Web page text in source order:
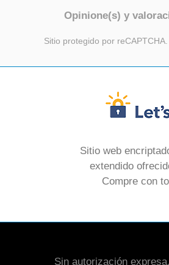
Opinione(s) y
Sitio protegido por reCAPTCHA.
Sitio web
extendido
Compre con
Sin autorización